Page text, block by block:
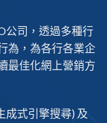
公司 ，透過多種行
為，為各行各業企
最佳化網上營銷方
成式引擎搜尋) 及